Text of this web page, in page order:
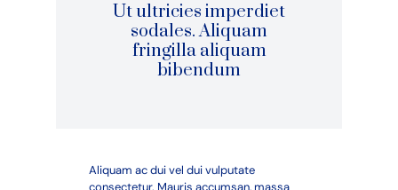
Ut ultricies imperdiet
sodales. Aliquam
fringilla aliquam
bibendum
Aliquam ac dui vel dui vulputate